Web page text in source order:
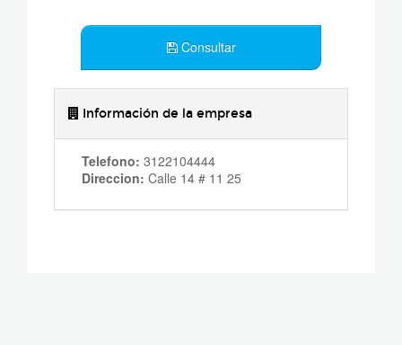
Consultar
Información de la empresa
Telefono: 3122104444
Direccion: Calle 14 # 11 25